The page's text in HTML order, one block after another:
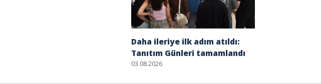
Daha ileriye ilk adım atıldı:
Tanıtım Günleri tamamlandı
03.08.2026